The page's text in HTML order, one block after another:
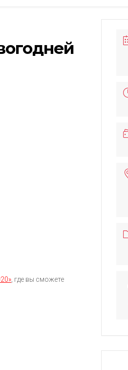
, где вы сможете